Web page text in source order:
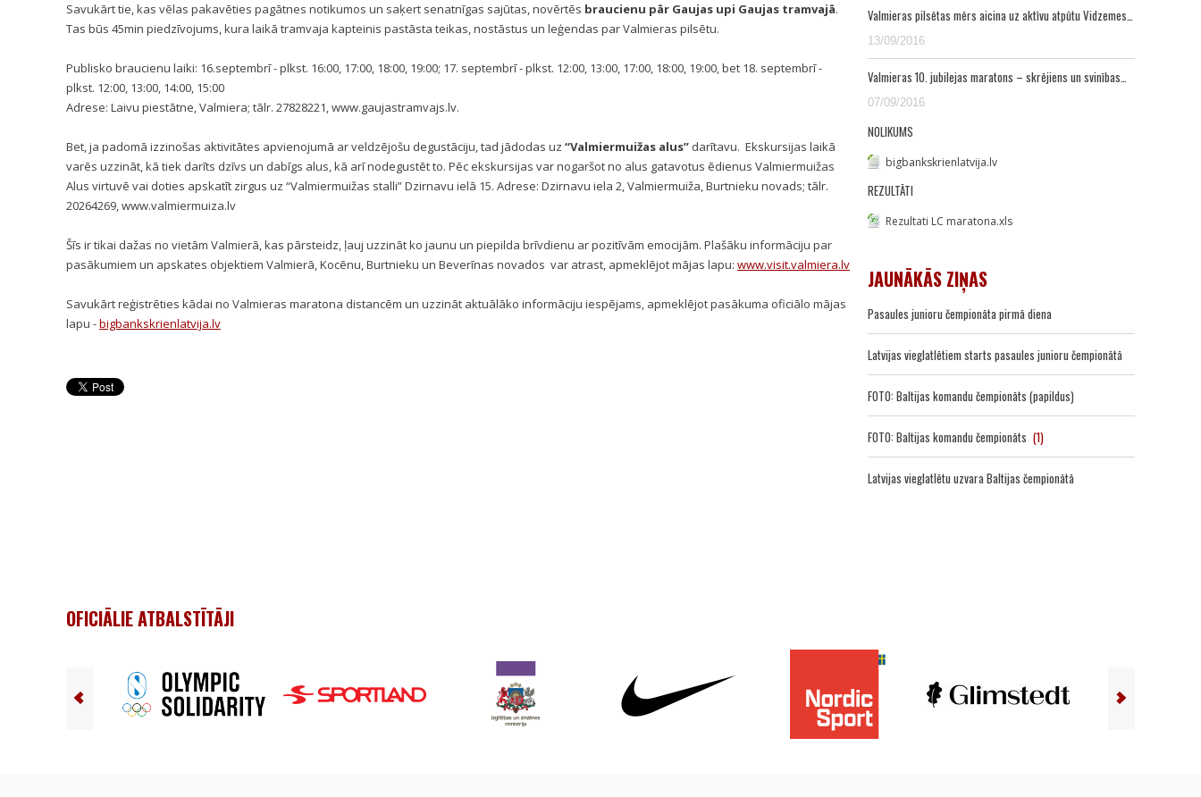
Savukārt tie, kas vēlas pakavēties pagātnes notikumos un saķert senatnīgas sajūtas, novērtēs braucienu pār Gaujas upi Gaujas tramvajā.
Tas būs 45min piedzīvojums, kura laikā tramvaja kapteinis pastāsta teikas, nostāstus un leģendas par Valmieras pilsētu.
Publisko braucienu laiki: 16.septembrī - plkst. 16:00, 17:00, 18:00, 19:00; 17. septembrī - plkst. 12:00, 13:00, 17:00, 18:00, 19:00, bet 18. septembrī -
plkst. 12:00, 13:00, 14:00, 15:00
Adrese: Laivu piestātne, Valmiera; tālr. 27828221, www.gaujastramvajs.lv.
Bet, ja padomā izzinošas aktivitātes apvienojumā ar veldzējošu degustāciju, tad jādodas uz “Valmiermuižas alus” darītavu. Ekskursijas laikā
varēs uzzināt, kā tiek darīts dzīvs un dabīgs alus, kā arī nodegustēt to. Pēc ekskursijas var nogaršot no alus gatavotus ēdienus Valmiermuižas
Alus virtuvē vai doties apskatīt zirgus uz “Valmiermuižas stalli” Dzirnavu ielā 15. Adrese: Dzirnavu iela 2, Valmiermuiža, Burtnieku novads; tālr.
20264269, www.valmiermuiza.lv
Šīs ir tikai dažas no vietām Valmierā, kas pārsteidz, ļauj uzzināt ko jaunu un piepilda brīvdienu ar pozitīvām emocijām. Plašāku informāciju par
pasākumiem un apskates objektiem Valmierā, Kocēnu, Burtnieku un Beverīnas novados var atrast, apmeklējot mājas lapu: www.visit.valmiera.lv
Savukārt reģistrēties kādai no Valmieras maratona distancēm un uzzināt aktuālāko informāciju iespējams, apmeklējot pasākuma oficiālo mājas
lapu -bigbankskrienlatvija.lv
Valmieras pilsētas mērs aicina uz aktīvu atpūtu Vidzemes…
13/09/2016
Valmieras 10. jubilejas maratons – skrējiens un svinības…
07/09/2016
NOLIKUMS
bigbankskrienlatvija.lv
REZULTĀTI
Rezultati LC maratona.xls
JAUNĀKĀS ZIŅAS
Pasaules junioru čempionāta pirmā diena
Latvijas vieglatlētiem starts pasaules junioru čempionātā
FOTO: Baltijas komandu čempionāts (papildus)
FOTO: Baltijas komandu čempionāts (1)
Latvijas vieglatlētu uzvara Baltijas čempionātā
OFICIĀLIE ATBALSTĪTĀJI